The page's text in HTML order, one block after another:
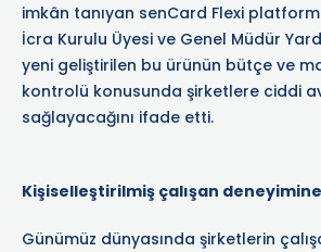
imkân tanıyan senCard Flexi
İcra Kurulu Üyesi ve Genel Müdür
yeni geliştirilen bu ürünün bütçe ve
kontrolü konusunda şirketlere ciddi
sağlayacağını ifade etti.
Kişiselleştirilmiş çalışan
Günümüz dünyasında şirketlerin